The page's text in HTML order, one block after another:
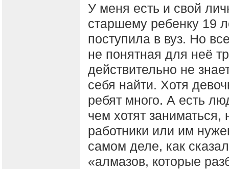
У меня есть и свой
старшему ребенку 19
поступила в вуз. Но
не понятная для неё
действительно не
себя найти. Хотя
ребят много. А есть
чем хотят
работники или им
самом деле, как
«алмазов, которые